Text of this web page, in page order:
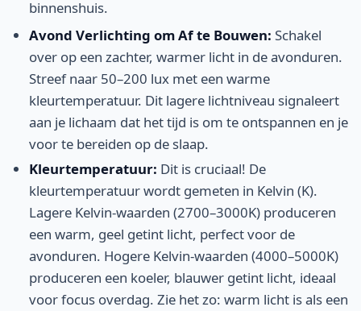
binnenshuis.
Avond Verlichting om Af te Bouwen: Schakel
over op een zachter, warmer licht in de avonduren.
Streef naar 50–200 lux met een warme
kleurtemperatuur. Dit lagere lichtniveau signaleert
aan je lichaam dat het tijd is om te ontspannen en je
voor te bereiden op de slaap.
Kleurtemperatuur: Dit is cruciaal! De
kleurtemperatuur wordt gemeten in Kelvin (K).
Lagere Kelvin-waarden (2700–3000K) produceren
een warm, geel getint licht, perfect voor de
avonduren. Hogere Kelvin-waarden (4000–5000K)
produceren een koeler, blauwer getint licht, ideaal
voor focus overdag. Zie het zo: warm licht is als een